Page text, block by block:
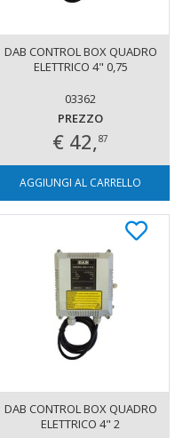
DAB CONTROL BOX QUADRO
ELETTRICO 4" 0,75
03362
PREZZO
€ 42,87
AGGIUNGI AL CARRELLO
DAB CONTROL BOX QUADRO
ELETTRICO 4" 2